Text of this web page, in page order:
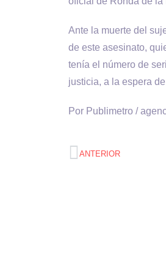
Ante la muerte del
de este asesinato,
tenía el número de
justicia, a la espera
Por Publimetro /
ANTERIOR